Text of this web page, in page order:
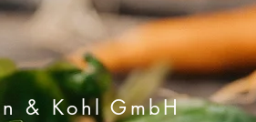
& Kohl GmbH